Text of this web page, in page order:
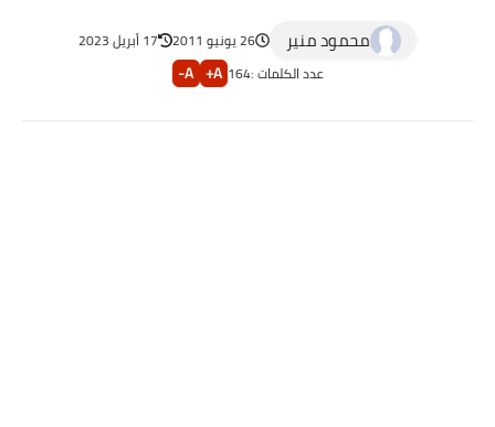
محمود منير 26 يونيو 2011
17 أبريل 2023
عدد الكلمات :164
A+
A-